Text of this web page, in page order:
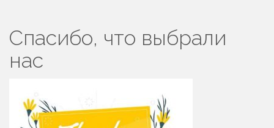
Спасибо, что выбрали
нас